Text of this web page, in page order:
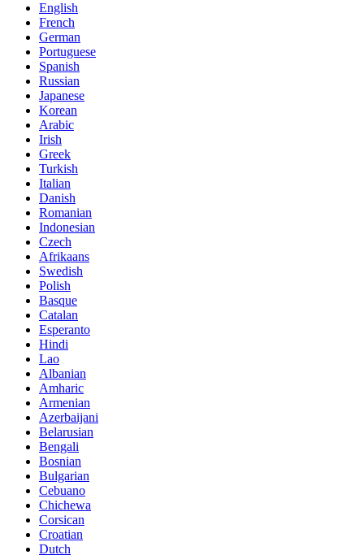
English
French
German
Portuguese
Spanish
Russian
Japanese
Korean
Arabic
Irish
Greek
Turkish
Italian
Danish
Romanian
Indonesian
Czech
Afrikaans
Swedish
Polish
Basque
Catalan
Esperanto
Hindi
Lao
Albanian
Amharic
Armenian
Azerbaijani
Belarusian
Bengali
Bosnian
Bulgarian
Cebuano
Chichewa
Corsican
Croatian
Dutch